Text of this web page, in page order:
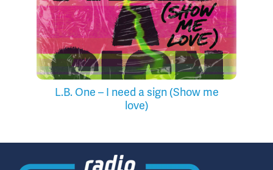
L.B. One – I need a sign (Show me
love)